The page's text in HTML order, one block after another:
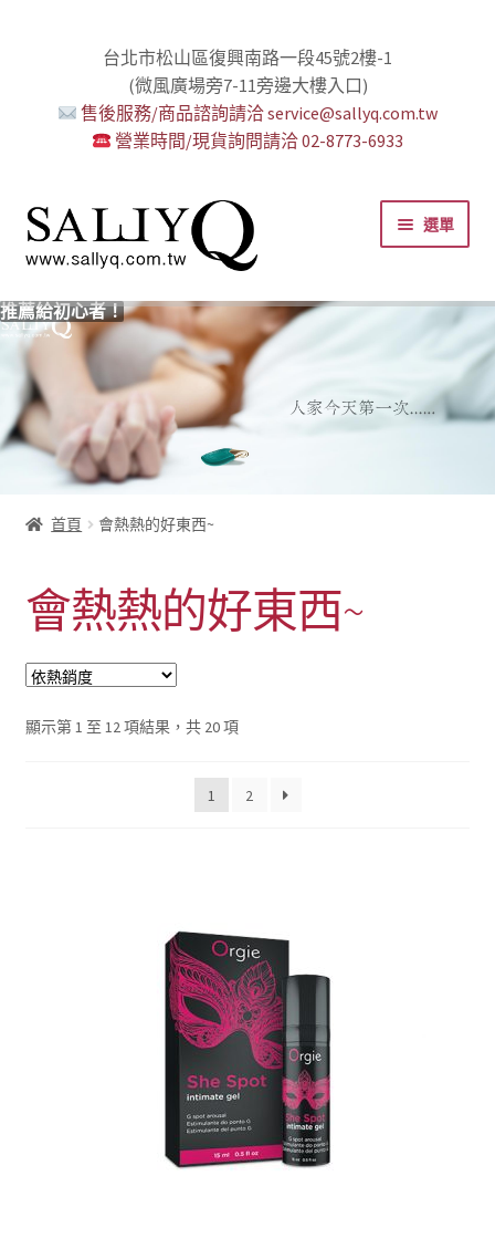
台北市松山區復興南路一段45號2樓-1
(微風廣場旁7-11旁邊大樓入口)
售後服務/商品諮詢請洽 service@sallyq.com.tw
營業時間/現貨詢問請洽 02-8773-6933
跳
至
導
列
跳
至
主
內
容
選單
推薦給初心者！
用藥三分毒！
絕對拘束、絕對快感！
野外調教專區請點我！
零卡分期小額支付!
高潮小哥哥！
免下車也可以購物！
時尚真皮Ｋ金手腳環+短鏈
K金綺娜情趣時尚組
嘗試輕柔的SM，你要一起嗎？
Bess2 買1送4毫無冷場！
免洗潤滑 快適生活提案者
小兔乳夾 遠端遙控想壞壞！
雙悅彎 建立你的多重高潮宇宙！
蜜穴攪拌棒 瞄準性感的私密區域
男人，也該犒賞自己了！
門市消費送時尚收納包
出貨調整公告
人氣男優情慾寫真
SallyQ老師客製化語音服務
首頁 會熱熱的好東西~
會熱熱的好東西~
顯示第 1 至 12 項結果，共 20 項依
度
1 2